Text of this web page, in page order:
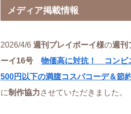
メディア掲載情報
2026/4/6 週刊プレイボーイ様の週刊
ーイ16号 物価高に対抗！ コンビ
500円以下の満腹コスパコーデ＆節
に制作協力させていただきました。